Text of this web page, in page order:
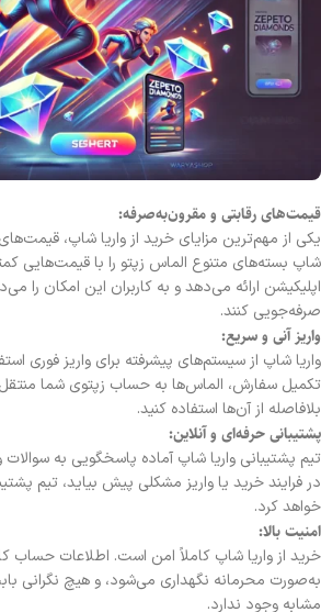
قیمت‌های رقابتی و مقرون‌به‌صرفه:
یکی از مهم‌ترین مزایای خرید از واریا شاپ،
شاپ بسته‌های متنوع الماس زپتو را با قیمت‌هایی
اپلیکیشن ارائه می‌دهد و به کاربران این امکان را
صرفه‌جویی کنند.
واریز آنی و سریع:
واریا شاپ از سیستم‌های پیشرفته برای واریز فوری
تکمیل سفارش، الماس‌ها به حساب زپتوی شما
بلافاصله از آن‌ها استفاده کنید.
پشتیبانی حرفه‌ای و آنلاین:
تیم پشتیبانی واریا شاپ آماده پاسخگویی به
در فرایند خرید یا واریز مشکلی پیش بیاید، تیم
خواهد کرد.
امنیت بالا:
خرید از واریا شاپ کاملاً امن است. اطلاعات حساب
به‌صورت محرمانه نگهداری می‌شود، و هیچ نگرانی
مشابه وجود ندارد.